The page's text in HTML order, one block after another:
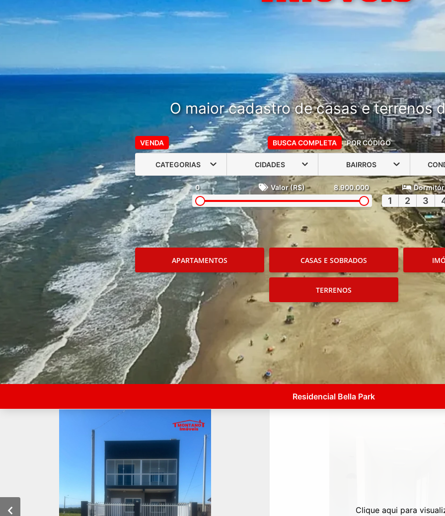
O maior cadastro de casas e terrenos
VENDA BUSCA COMPLETA POR CÓDIGO
CATEGORIAS CIDADES BAIRROS
0 Valor (R$) 8.900.000
1 2 3
APARTAMENTOS CASAS E SOBRADOS
TERRENOS
Residencial Bella Park
Clique aqui para